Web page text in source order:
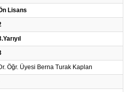
Lisans
Öğr. Üyesi Berna Turak Kaplan